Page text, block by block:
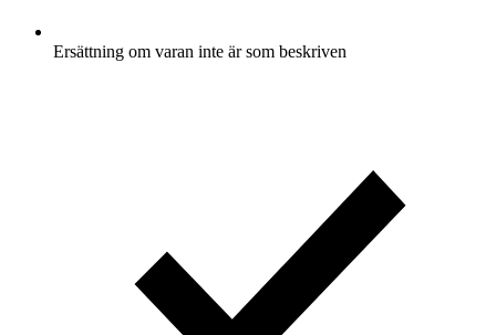
Ersättning om varan inte är som beskriven